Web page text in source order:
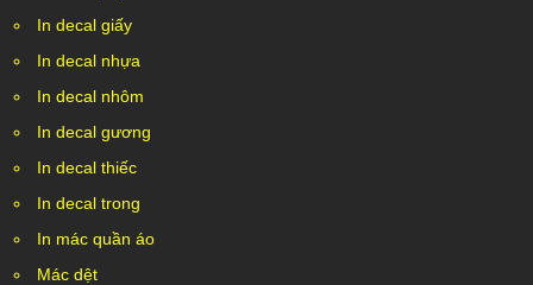
In decal giấy
In decal nhựa
In decal nhôm
In decal gương
In decal thiếc
In decal trong
In mác quần áo
Mác dệt